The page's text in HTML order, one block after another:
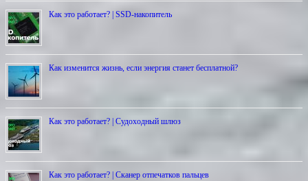
Как это работает? | SSD-накопитель
Как изменится жизнь, если энергия станет бесплатной?
Как это работает? | Cудоходный шлюз
Как это работает? | Сканер отпечатков пальцев